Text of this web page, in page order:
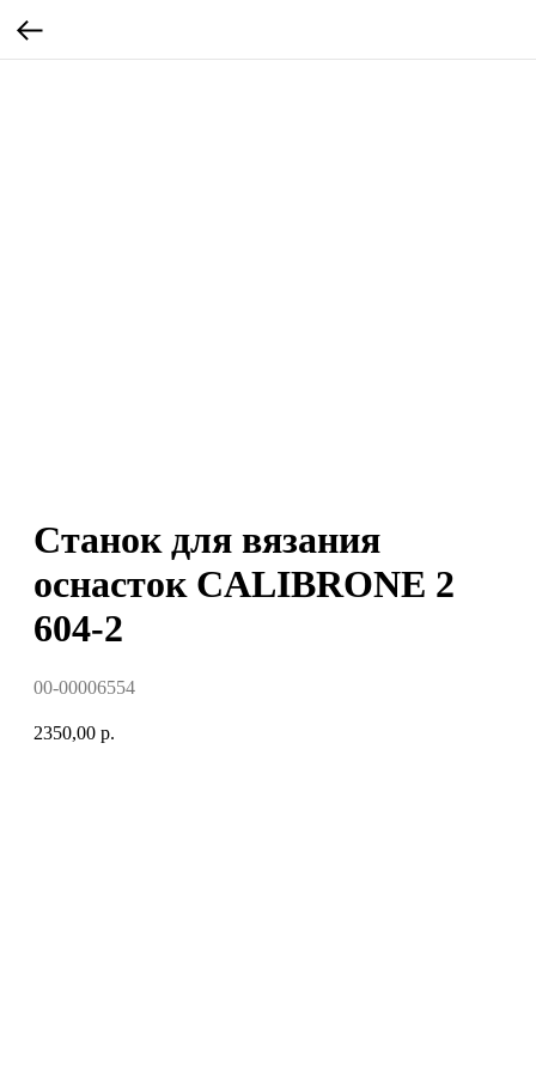
Станок для вязания
оснасток CALIBRONE 2
604-2
00-00006554
2350,00 р.